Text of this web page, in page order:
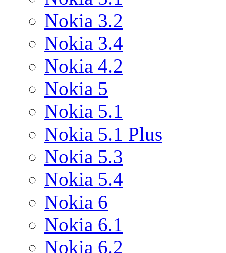
Nokia 3.2
Nokia 3.4
Nokia 4.2
Nokia 5
Nokia 5.1
Nokia 5.1 Plus
Nokia 5.3
Nokia 5.4
Nokia 6
Nokia 6.1
Nokia 6.2